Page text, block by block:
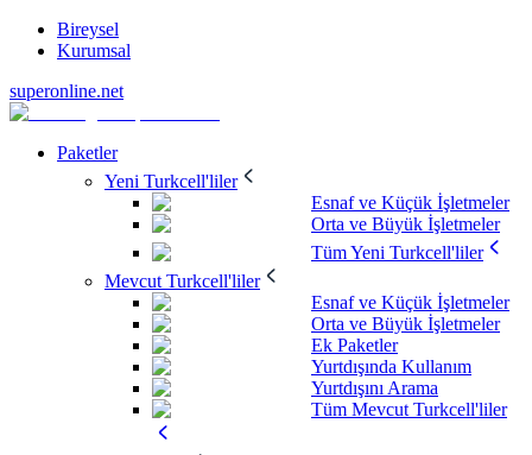
Bireysel
Kurumsal
superonline.net
Paketler
Yeni Turkcell'liler
Esnaf ve Küçük İşletmeler
Orta ve Büyük İşletmeler
Tüm Yeni Turkcell'liler
Mevcut Turkcell'liler
Esnaf ve Küçük İşletmeler
Orta ve Büyük İşletmeler
Ek Paketler
Yurtdışında Kullanım
Yurtdışını Arama
Tüm Mevcut Turkcell'liler